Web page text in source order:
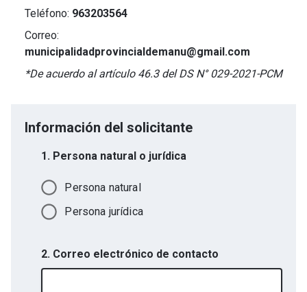
Teléfono: 963203564
Correo:
municipalidadprovincialdemanu@gmail.com
*De acuerdo al artículo 46.3 del DS N° 029-2021-PCM
Información del solicitante
1. Persona natural o jurídica
Persona natural
Persona jurídica
2. Correo electrónico de contacto